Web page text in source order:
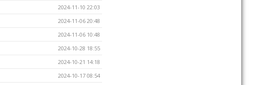
2024-11-10 22:03
2024-11-06 20:48
2024-11-06 10:48
2024-10-28 18:55
2024-10-21 14:18
2024-10-17 08:54